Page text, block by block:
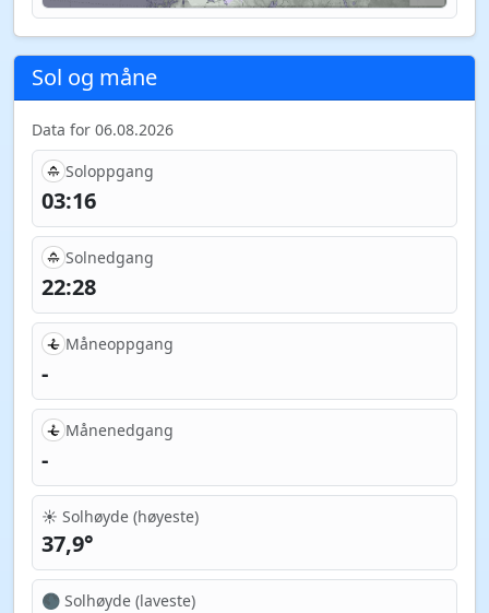
Sol og måne
Data for 06.08.2026
Soloppgang
03:16
Solnedgang
22:28
Måneoppgang
-
Månenedgang
-
☀️ Solhøyde (høyeste)
37,9°
🌑 Solhøyde (laveste)